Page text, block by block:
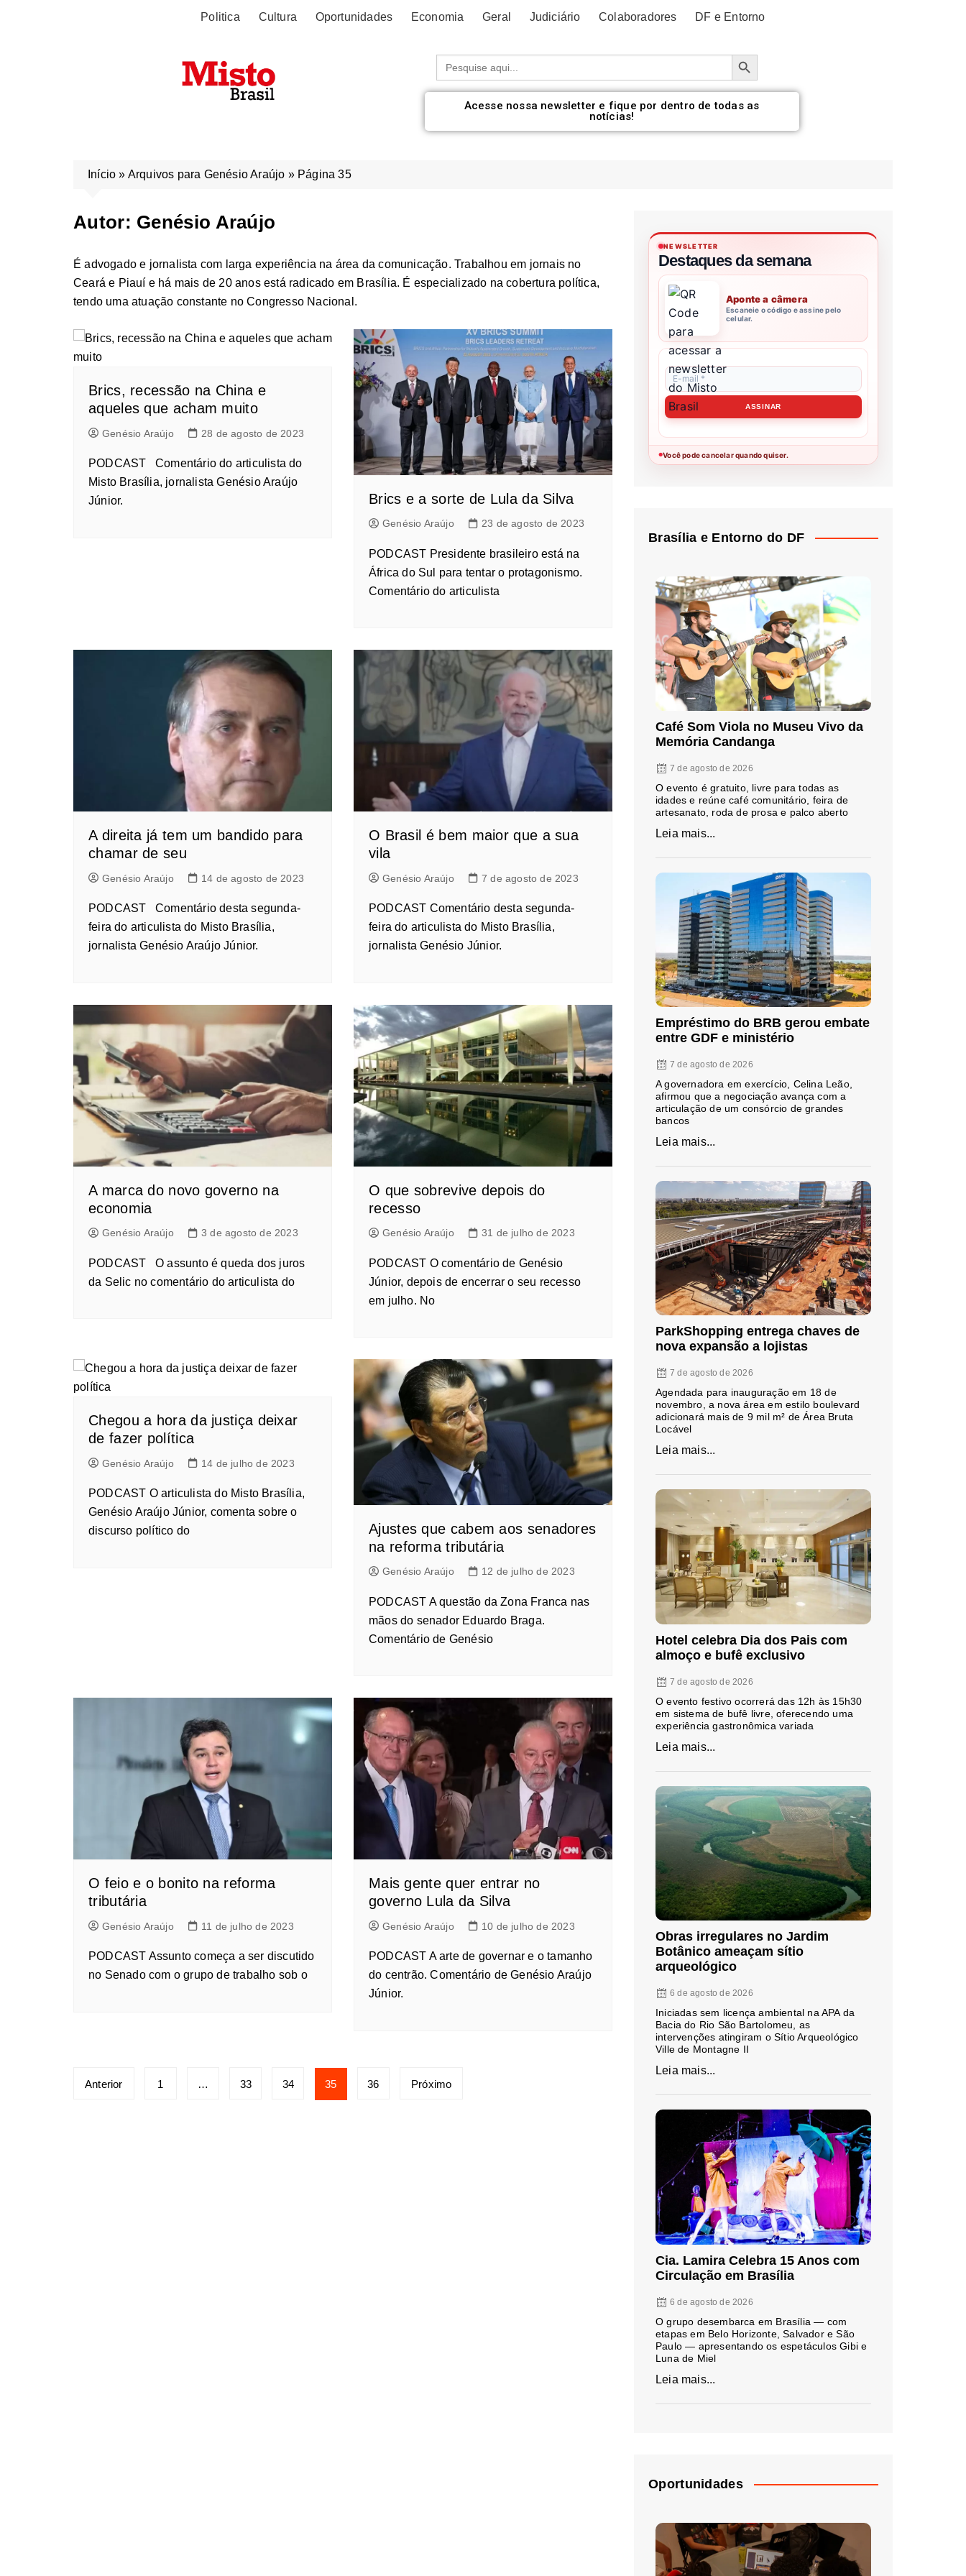
Politica Cultura Oportunidades Economia Geral Judiciário Colaboradores DF e Entorno
Procurar: Botão de pesquisa
Acesse nossa newsletter e fique por dentro de todas as
notícias!
Início » Arquivos para Genésio Araújo » Página 35
Autor: Genésio Araújo
É advogado e jornalista com larga experiência na área da comunicação. Trabalhou em jornais no
Ceará e Piauí e há mais de 20 anos está radicado em Brasília. É especializado na cobertura política,
tendo uma atuação constante no Congresso Nacional.
Brics, recessão na China e
aqueles que acham muito
Genésio Araújo 28 de agosto de 2023
PODCAST Comentário do articulista do
Misto Brasília, jornalista Genésio Araújo
Júnior.
Brics e a sorte de Lula da Silva
Genésio Araújo 23 de agosto de 2023
PODCAST Presidente brasileiro está na
África do Sul para tentar o protagonismo.
Comentário do articulista
A direita já tem um bandido para
chamar de seu
Genésio Araújo 14 de agosto de 2023
PODCAST Comentário desta segunda-
feira do articulista do Misto Brasília,
jornalista Genésio Araújo Júnior.
O Brasil é bem maior que a sua
vila
Genésio Araújo 7 de agosto de 2023
PODCAST Comentário desta segunda-
feira do articulista do Misto Brasília,
jornalista Genésio Júnior.
A marca do novo governo na
economia
Genésio Araújo 3 de agosto de 2023
PODCAST O assunto é queda dos juros
da Selic no comentário do articulista do
O que sobrevive depois do
recesso
Genésio Araújo 31 de julho de 2023
PODCAST O comentário de Genésio
Júnior, depois de encerrar o seu recesso
em julho. No
Chegou a hora da justiça deixar
de fazer política
Genésio Araújo 14 de julho de 2023
PODCAST O articulista do Misto Brasília,
Genésio Araújo Júnior, comenta sobre o
discurso político do
Ajustes que cabem aos senadores
na reforma tributária
Genésio Araújo 12 de julho de 2023
PODCAST A questão da Zona Franca nas
mãos do senador Eduardo Braga.
Comentário de Genésio
O feio e o bonito na reforma
tributária
Genésio Araújo 11 de julho de 2023
PODCAST Assunto começa a ser discutido
no Senado com o grupo de trabalho sob o
Mais gente quer entrar no
governo Lula da Silva
Genésio Araújo 10 de julho de 2023
PODCAST A arte de governar e o tamanho
do centrão. Comentário de Genésio Araújo
Júnior.
Anterior 1 … 33 34 35 36 Próximo
NEWSLETTER
Destaques da semana
Aponte a câmera
Escaneie o código e assine pelo
celular.
●Você pode cancelar quando quiser.
Brasília e Entorno do DF
Café Som Viola no Museu Vivo da
Memória Candanga
7 de agosto de 2026
O evento é gratuito, livre para todas as
idades e reúne café comunitário, feira de
artesanato, roda de prosa e palco aberto
Leia mais...
Empréstimo do BRB gerou embate
entre GDF e ministério
7 de agosto de 2026
A governadora em exercício, Celina Leão,
afirmou que a negociação avança com a
articulação de um consórcio de grandes
bancos
Leia mais...
ParkShopping entrega chaves de
nova expansão a lojistas
7 de agosto de 2026
Agendada para inauguração em 18 de
novembro, a nova área em estilo boulevard
adicionará mais de 9 mil m² de Área Bruta
Locável
Leia mais...
Hotel celebra Dia dos Pais com
almoço e bufê exclusivo
7 de agosto de 2026
O evento festivo ocorrerá das 12h às 15h30
em sistema de bufê livre, oferecendo uma
experiência gastronômica variada
Leia mais...
Obras irregulares no Jardim
Botânico ameaçam sítio
arqueológico
6 de agosto de 2026
Iniciadas sem licença ambiental na APA da
Bacia do Rio São Bartolomeu, as
intervenções atingiram o Sítio Arqueológico
Ville de Montagne II
Leia mais...
Cia. Lamira Celebra 15 Anos com
Circulação em Brasília
6 de agosto de 2026
O grupo desembarca em Brasília — com
etapas em Belo Horizonte, Salvador e São
Paulo — apresentando os espetáculos Gibi e
Luna de Miel
Leia mais...
Oportunidades